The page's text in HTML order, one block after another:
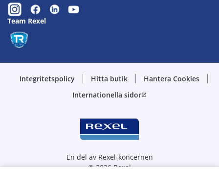
Team Rexel
Integritetspolicy Hitta butik
Hantera Cookies
Internationella sidoropen_in_new
En del av Rexel-koncernen